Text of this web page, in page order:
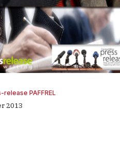
PAFFREL
2013